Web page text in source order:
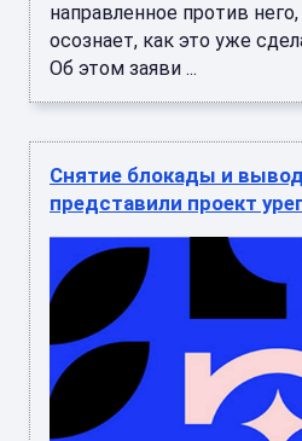
направленное против
осознает, как это уже
Об этом заяви ...
Снятие блокады и
представили проект